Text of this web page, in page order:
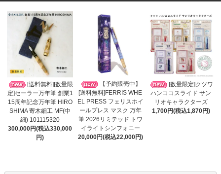
[送料無料][数量限
定]セーラー万年筆 創業1
15周年記念万年筆 HIRO
SHIMA 寄木細工 MF(中
細) 101115320
300,000円(税込330,000
円)
【予約販売中】
[送料無料]FERRIS WHE
EL PRESS フェリスホイ
ールプレス マスク 万年
筆 2026リミテッド トワ
イライトシンフォニー
20,000円(税込22,000円)
[数量限定]クツワ
ハンココスライド サン
リオキャラクターズ
1,700円(税込1,870円)